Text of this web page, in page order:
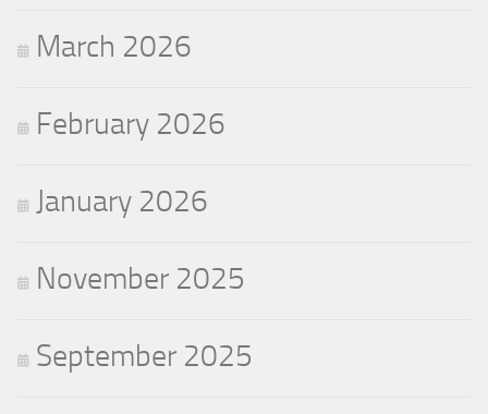
March 2026
February 2026
January 2026
November 2025
September 2025